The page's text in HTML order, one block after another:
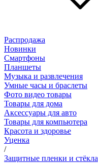
Распродажа
Новинки
Смартфоны
Планшеты
Музыка и развлечения
Умные часы и браслеты
Фото видео товары
Товары для дома
Аксессуары для авто
Товары для компьютера
Красота и здоровье
Уценка
/
Защитные пленки и стёкла